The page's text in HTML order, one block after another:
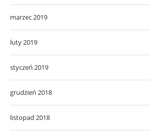
marzec 2019
luty 2019
styczeń 2019
grudzień 2018
listopad 2018